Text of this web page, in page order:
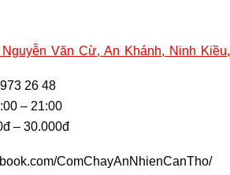
Nguyễn Văn Cừ, An Khánh, Ninh Kiều,
26 48
– 21:00
– 30.000đ
ComChayAnNhienCanTho/